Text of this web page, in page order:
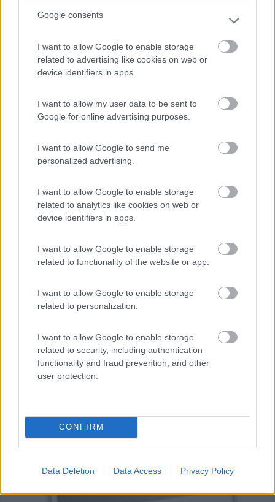
Google consents
I want to allow Google to enable storage
related to advertising like cookies on web or
device identifiers in apps.
I want to allow my user data to be sent to
Google for online advertising purposes.
I want to allow Google to send me
personalized advertising.
I want to allow Google to enable storage
related to analytics like cookies on web or
device identifiers in apps.
I want to allow Google to enable storage
related to functionality of the website or app.
I want to allow Google to enable storage
related to personalization.
I want to allow Google to enable storage
related to security, including authentication
functionality and fraud prevention, and other
user protection.
CONFIRM
Data Deletion Data Access Privacy Policy
Il Ponte
5
Servizi / Posizione
Piccolo campeggio, ombreggiato con poche piazzole
camper ...
SP 358, 3 - Fraz Tricase